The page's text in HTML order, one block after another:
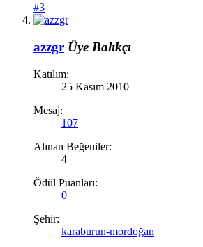
#3
azzgr Üye Balıkçı
Katılım:
25 Kasım 2010
Mesaj:
107
Alınan Beğeniler:
4
Ödül Puanları:
0
Şehir:
karaburun-mordoğan